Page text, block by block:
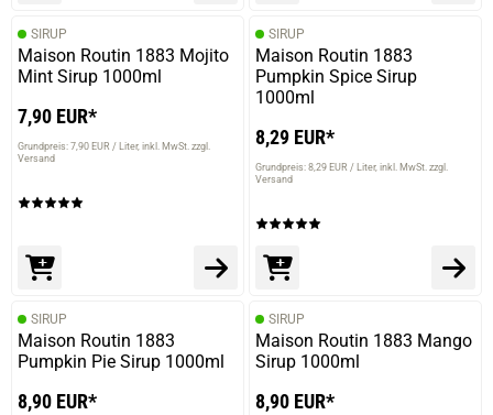
SIRUP
Maison Routin 1883 Mojito
Mint Sirup 1000ml
7,90 EUR*
Grundpreis: 7,90 EUR / Liter inkl. MwSt. zzgl.
Versand
SIRUP
Maison Routin 1883
Pumpkin Spice Sirup
1000ml
8,29 EUR*
Grundpreis: 8,29 EUR / Liter inkl. MwSt. zzgl.
Versand
SIRUP
Maison Routin 1883
Pumpkin Pie Sirup 1000ml
8,90 EUR*
SIRUP
Maison Routin 1883 Mango
Sirup 1000ml
8,90 EUR*